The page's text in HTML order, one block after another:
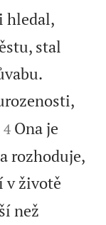
hledal,
stal


4 Ona je
rozhoduje,
v životě
než